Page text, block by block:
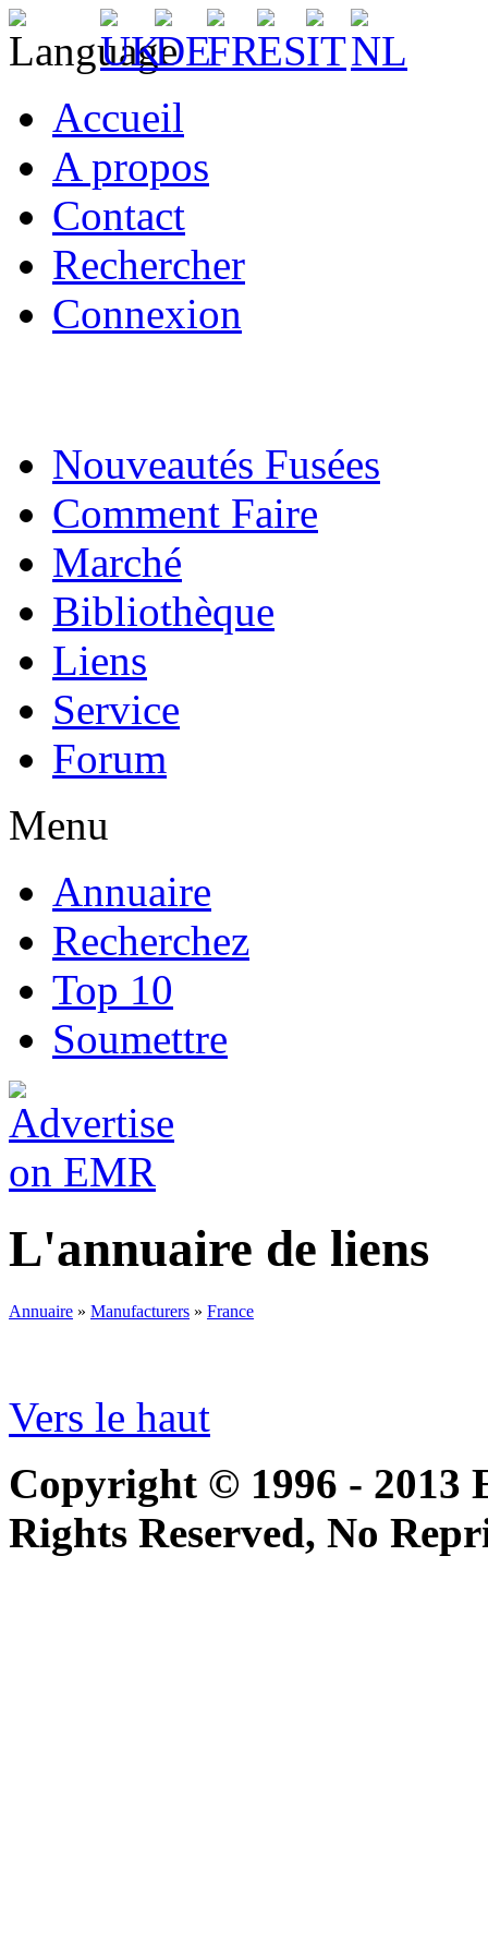
Accueil
A propos
Contact
Rechercher
Connexion
Nouveautés Fusées
Comment Faire
Marché
Bibliothèque
Liens
Service
Forum
Menu
Annuaire
Recherchez
Top 10
Soumettre
L'annuaire de liens
Annuaire » Manufacturers » France
Vers le haut
Copyright © 1996 - 2013
Rights Reserved, No